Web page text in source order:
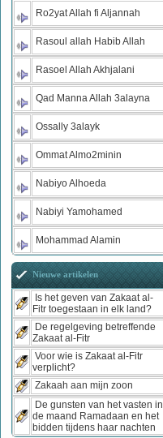
Ro2yat Allah fi Aljannah
Rasoul allah Habib Allah
Rasoel Allah Akhjalani
Qad Manna Allah 3alayna
Ossally 3alayk
Ommat Almo2minin
Nabiyo Alhoeda
Nabiyi Yamohamed
Mohammad Alamin
Nieuwe artikelen
Is het geven van Zakaat al-
Fitr toegestaan in elk land?
De regelgeving betreffende
Zakaat al-Fitr
Voor wie is Zakaat al-Fitr
verplicht?
Zakaah aan mijn zoon
De gunsten van het vasten in
de maand Ramadaan en het
bidden tijdens haar nachten